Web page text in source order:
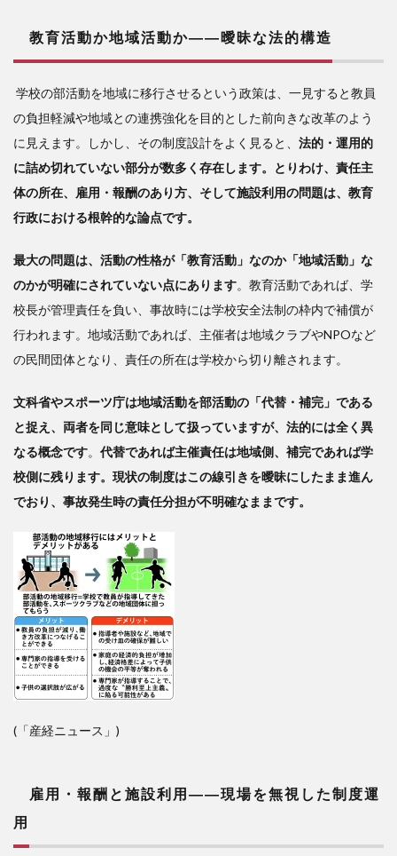
教育活動か地域活動か――曖昧な法的構造
学校の部活動を地域に移行させるという政策は、一見すると教員
の負担軽減や地域との連携強化を目的とした前向きな改革のよう
に見えます。しかし、その制度設計をよく見ると、 法的・運用的
に詰め切れていない部分が数多く存在します。とりわけ、責任主
体の所在、雇用・報酬のあり方、そして施設利用の問題は、教育
行政における根幹的な論点です。
最大の問題は、活動の性格が「教育活動」なのか「地域活動」な
のかが明確にされていない点にあります。教育活動であれば、学
校長が管理責任を負い、事故時には学校安全法制の枠内で補償が
行われます。地域活動であれば、主催者は地域クラブやNPOなど
の民間団体となり、責任の所在は学校から切り離されます。
文科省やスポーツ庁は地域活動を部活動の「代替・補完」である
と捉え、両者を同じ意味として扱っていますが、法的には全く異
なる概念です。 代替であれば主催責任は地域側、補完であれば学
校側に残ります。現状の制度はこの線引きを曖昧にしたまま進ん
でおり、事故発生時の責任分担が不明確なままです。
(「産経ニュース」)
雇用・報酬と施設利用――現場を無視した制度運
用